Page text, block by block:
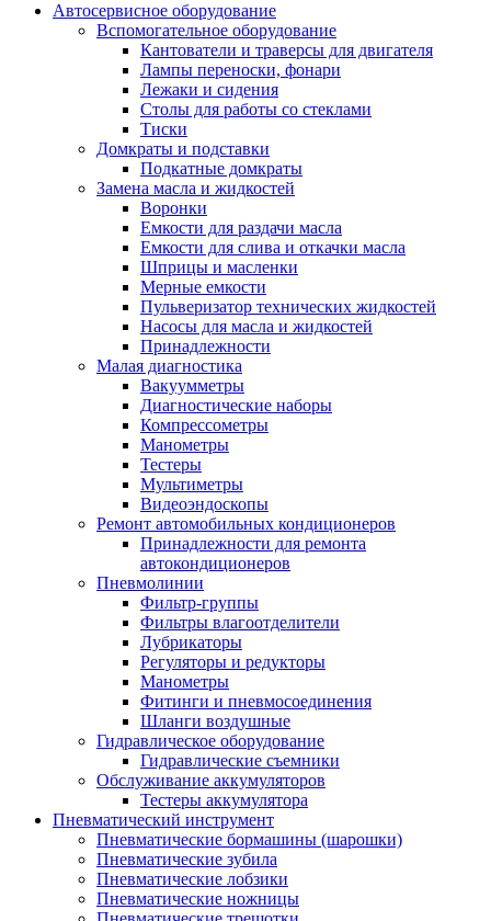
Автосервисное оборудование
Вспомогательное оборудование
Кантователи и траверсы для двигателя
Лампы переноски, фонари
Лежаки и сидения
Столы для работы со стеклами
Тиски
Домкраты и подставки
Подкатные домкраты
Замена масла и жидкостей
Воронки
Емкости для раздачи масла
Емкости для слива и откачки масла
Шприцы и масленки
Мерные емкости
Пульверизатор технических жидкостей
Насосы для масла и жидкостей
Принадлежности
Малая диагностика
Вакуумметры
Диагностические наборы
Компрессометры
Манометры
Тестеры
Мультиметры
Видеоэндоскопы
Ремонт автомобильных кондиционеров
Принадлежности для ремонта
автокондиционеров
Пневмолинии
Фильтр-группы
Фильтры влагоотделители
Лубрикаторы
Регуляторы и редукторы
Манометры
Фитинги и пневмосоединения
Шланги воздушные
Гидравлическое оборудование
Гидравлические съемники
Обслуживание аккумуляторов
Тестеры аккумулятора
Пневматический инструмент
Пневматические бормашины (шарошки)
Пневматические зубила
Пневматические лобзики
Пневматические ножницы